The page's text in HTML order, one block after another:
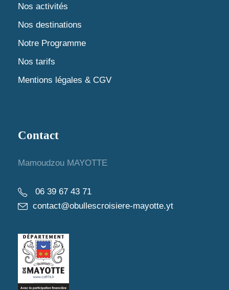
Nos activités
Nos destinations
Notre Programme
Nos tarifs
Mentions légales & CGV
Contact
Mamoudzou MAYOTTE
06 39 67 43 71
contact@obullescroisiere-mayotte.yt